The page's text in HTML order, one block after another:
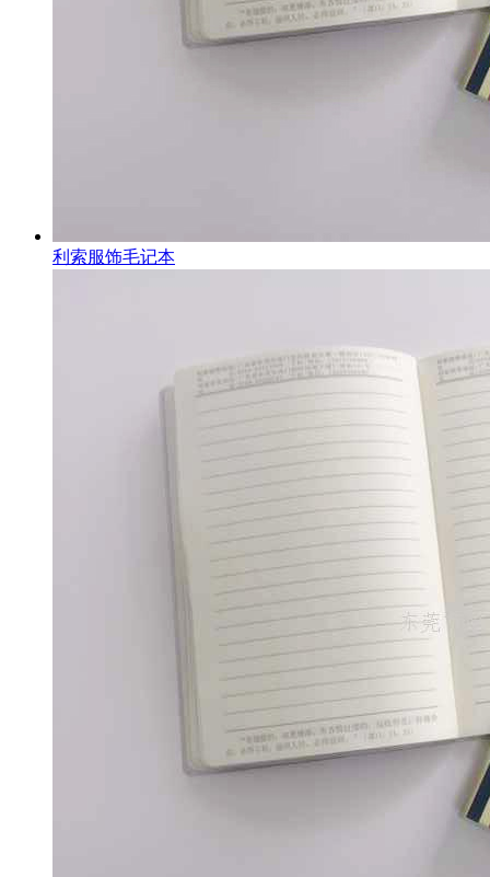
利索服饰毛记本